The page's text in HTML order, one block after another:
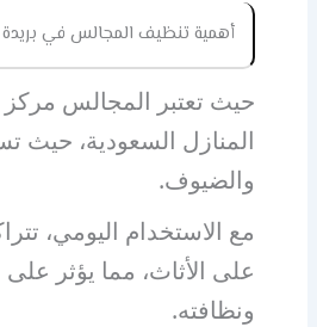
أهمية تنظيف المجالس في بريدة
حيث تعتبر المجالس
المنازل السعودية، حيث
والضيوف.
مع الاستخدام اليومي،
على الأثاث، مما يؤثر
ونظافته.